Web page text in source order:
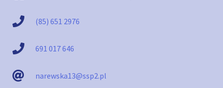
(85) 651 2976
691 017 646
narewska13@ssp2.pl